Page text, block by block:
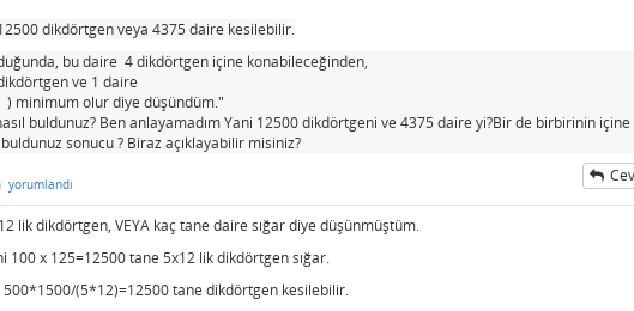
dikdörtgen veya 4375 daire kesilebilir.
bu daire 4 dikdörtgen içine konabileceğinden,
ve 1 daire
) minimum olur diye düşündüm."
buldunuz? Ben anlayamadım Yani 12500 dikdörtgeni ve 4375 daire yi?Bir de birbirinin içine
sonucu ? Biraz açıklayabilir misiniz?
yorumlandı
lik dikdörtgen, VEYA kaç tane daire sığar diye düşünmüştüm.
100 x 125=12500 tane 5x12 lik dikdörtgen sığar.
(5*12)=12500 tane dikdörtgen kesilebilir.